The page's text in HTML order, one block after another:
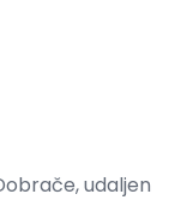
udaljen